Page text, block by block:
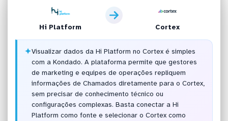
Hi Platform Cortex
✦Visualizar dados da Hi Platform no Cortex é simples
com a Kondado. A plataforma permite que gestores
de marketing e equipes de operações repliquem
informações de Chamados diretamente para o Cortex,
sem precisar de conhecimento técnico ou
configurações complexas. Basta conectar a Hi
Platform como fonte e selecionar o Cortex como